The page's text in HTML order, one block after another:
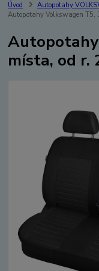
Úvod Autopotahy
Autopotahy Volkswagen
místa, od r.